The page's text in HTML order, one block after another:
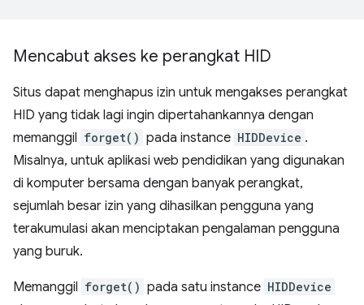
Mencabut akses ke perangkat HID
Situs dapat menghapus izin untuk mengakses perangkat
HID yang tidak lagi ingin dipertahankannya dengan
memanggil forget() pada instance HIDDevice .
Misalnya, untuk aplikasi web pendidikan yang digunakan
di komputer bersama dengan banyak perangkat,
sejumlah besar izin yang dihasilkan pengguna yang
terakumulasi akan menciptakan pengalaman pengguna
yang buruk.
Memanggil forget() pada satu instance HIDDevice